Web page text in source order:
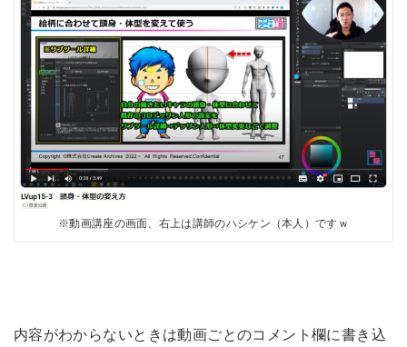
※動画講座の画面、右上は講師のハシケン（本人）ですｗ
内容がわからないときは動画ごとのコメント欄に書き込